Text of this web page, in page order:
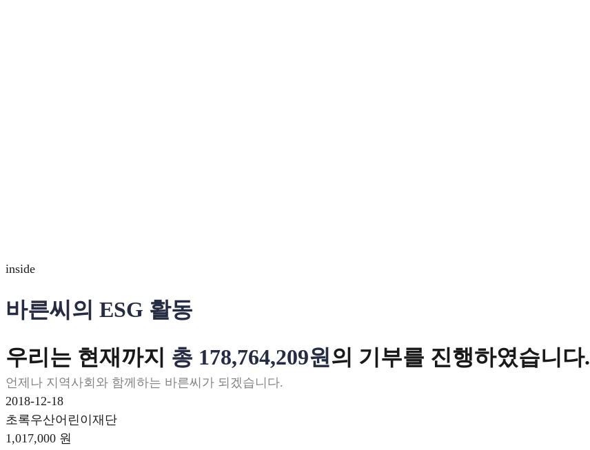
inside
바른씨의 ESG 활동
우리는 현재까지 총 178,764,209원의 기부를 진행하였습니다.
언제나 지역사회와 함께하는 바른씨가 되겠습니다.
2018-12-18
초록우산어린이재단
1,017,000 원